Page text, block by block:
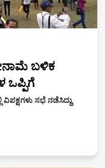
ಬಳಿಕ
ಒಪ್ಪಿಗೆ
ಸಭೆ ನಡೆಸಿದ್ದು,